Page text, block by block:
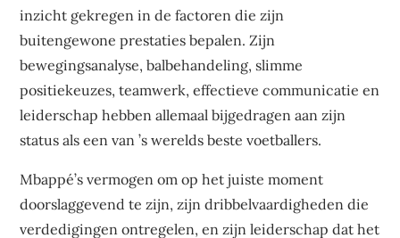
inzicht gekregen in de factoren die zijn
buitengewone prestaties bepalen. Zijn
bewegingsanalyse, balbehandeling, slimme
positiekeuzes, teamwerk, effectieve communicatie en
leiderschap hebben allemaal bijgedragen aan zijn
status als een van ’s werelds beste voetballers.
Mbappé’s vermogen om op het juiste moment
doorslaggevend te zijn, zijn dribbelvaardigheden die
verdedigingen ontregelen, en zijn leiderschap dat het